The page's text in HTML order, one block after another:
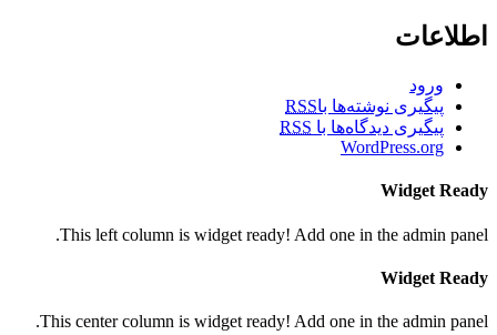
اطلاعات
ورود
پیگیری نوشته‌ها باRSS
پیگیری دیدگاه‌ها با RSS
WordPress.org
Widget Ready
This left column is widget ready! Add one in the admin panel.
Widget Ready
This center column is widget ready! Add one in the admin panel.